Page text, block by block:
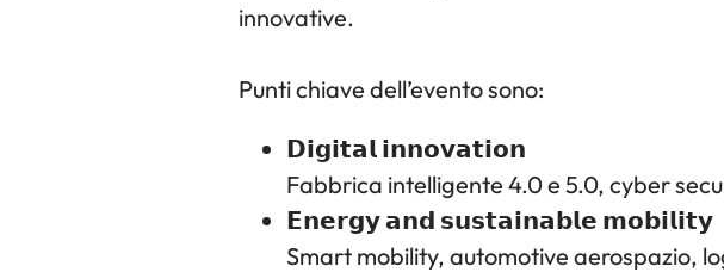
innovative.
Punti chiave dell’evento sono:
𝗗𝗶𝗴𝗶𝘁𝗮𝗹 𝗶𝗻𝗻𝗼𝘃𝗮𝘁𝗶𝗼𝗻
Fabbrica intelligente 4.0 e 5.0, cyber
𝗘𝗻𝗲𝗿𝗴𝘆 𝗮𝗻𝗱 𝘀𝘂𝘀𝘁𝗮𝗶𝗻𝗮𝗯𝗹𝗲 𝗺𝗼𝗯𝗶𝗹𝗶𝘁𝘆
Smart mobility, automotive aerospazio,